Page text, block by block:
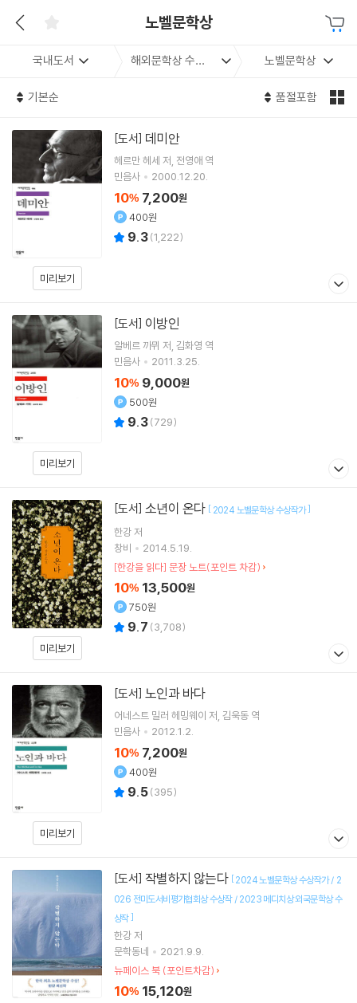
노벨문학상
국내도서 해외문학상 수상작 노벨문학상
기본순 품절포함
미리보기
[도서] 데미안
헤르만 헤세 저 전영애 역
민음사
2000.12.20.
10% 7,200원
400원
9.3(1,222)
미리보기
[도서] 이방인
알베르 까뮈 저 김화영 역
민음사
2011.3.25.
10% 9,000원
500원
9.3(729)
미리보기
[도서] 소년이 온다 [ 2024 노벨문학상 수상작가]
한강저
창비
2014.5.19.
[한강을 읽다] 문장 노트(포인트 차감)
10% 13,500원
750원
9.7 (3,708)
미리보기
[도서] 노인과 바다
어네스트 밀러 헤밍웨이 저 김욱동 역
민음사
2012.1.2.
10% 7,200원
400원
9.5(395)
[도서] 작별하지 않는다 [2024 노벨문학상 수상작가 / 2
026 전미도서비평가협회상 수상작 / 2023 메디치상 외국문학상 수
상작]
한강저
문학동네
2021.9.9.
뉴페이스 북 (포인트차감)
10% 15,120원